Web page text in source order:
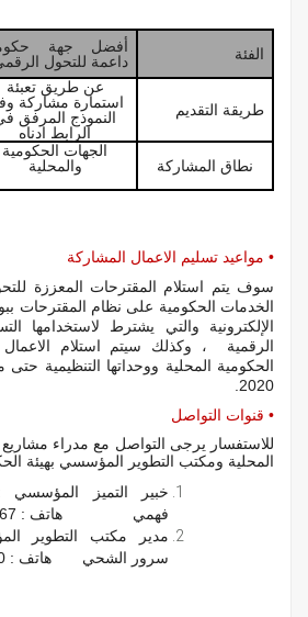
الفئة
أفضل جهة
داعمة للتحول
طريقة التقديم
عن طريق تعبئة
استمارة مشاركة
النموذج المرفق
الرابط ادناه
نطاق المشاركة
الجهات الحكومية
والمحلية
• مواعيد تسليم الاعمال المشاركة
سوف يتم استلام المقترحات المعززة
الخدمات الحكومية على نظام المقترحات
الإلكترونية والتي يشترط لاستخدامها
الرقمية ، وكذلك سيتم استلام
الحكومية المحلية ووحداتها التنظيمية
2020.
• قنوات التواصل
للاستفسار يرجى التواصل مع مدراء
المحلية ومكتب التطوير المؤسسي بهيئة
خبير التميز
فهمي هاتف : 0502050467
مدير مكتب التطوير
سرور الشحي هاتف : 0504873860